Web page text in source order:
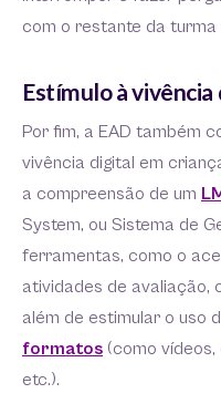
com o restante da turma
Estímulo à
Por fim, a EAD também
vivência digital em
a compreensão de um
System, ou Sistema de
ferramentas, como o
atividades de avaliação,
além de estimular o uso
formatos (como
etc.).